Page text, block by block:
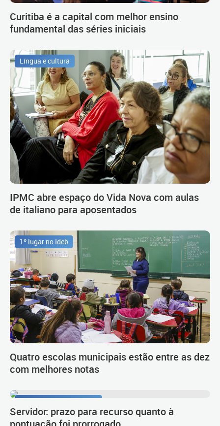
Curitiba é a capital com melhor ensino
fundamental das séries iniciais
Língua e cultura
IPMC abre espaço do Vida Nova com aulas
de italiano para aposentados
1º lugar no Ideb
Quatro escolas municipais estão entre as dez
com melhores notas
Servidor: prazo para recurso quanto à